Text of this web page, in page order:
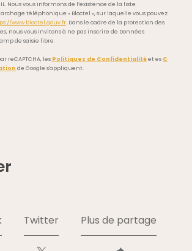
Nous vous informons de l’existence de la liste
téléphonique « Bloctel », sur laquelle vous pouvez
www.bloctel.gouv.fr. Dans le cadre de la protection des
nous vous invitons à ne pas inscrire de Données
de saisie libre.
reCAPTCHA, les Politiques de Confidentialitéet es C
de Google s'appliquent.
Twitter Plus de partage